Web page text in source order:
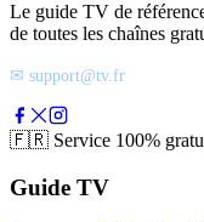
Le guide TV de
de toutes les chaînes
✉ support@tv.fr
🇫🇷 Service 100%
Guide TV